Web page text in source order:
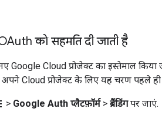
को सहमति दी जाती है
Google Cloud प्रोजेक्ट का इस्तेमाल किया
Cloud प्रोजेक्ट के लिए यह चरण पहले
> Google Auth प्लैटफ़ॉर्म > ब्रैंडिंगपर जाएं.